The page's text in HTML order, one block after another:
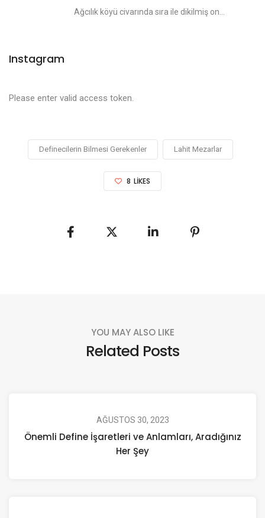
Ağcılık köyü civarında sıra ile dikilmiş on...
Instagram
Please enter valid access token.
Definecilerin Bilmesi Gerekenler Lahit Mezarlar
8 LIKES
YOU MAY ALSO LIKE
Related Posts
AĞUSTOS 30, 2023
Önemli Define İşaretleri ve Anlamları, Aradığınız
Her Şey